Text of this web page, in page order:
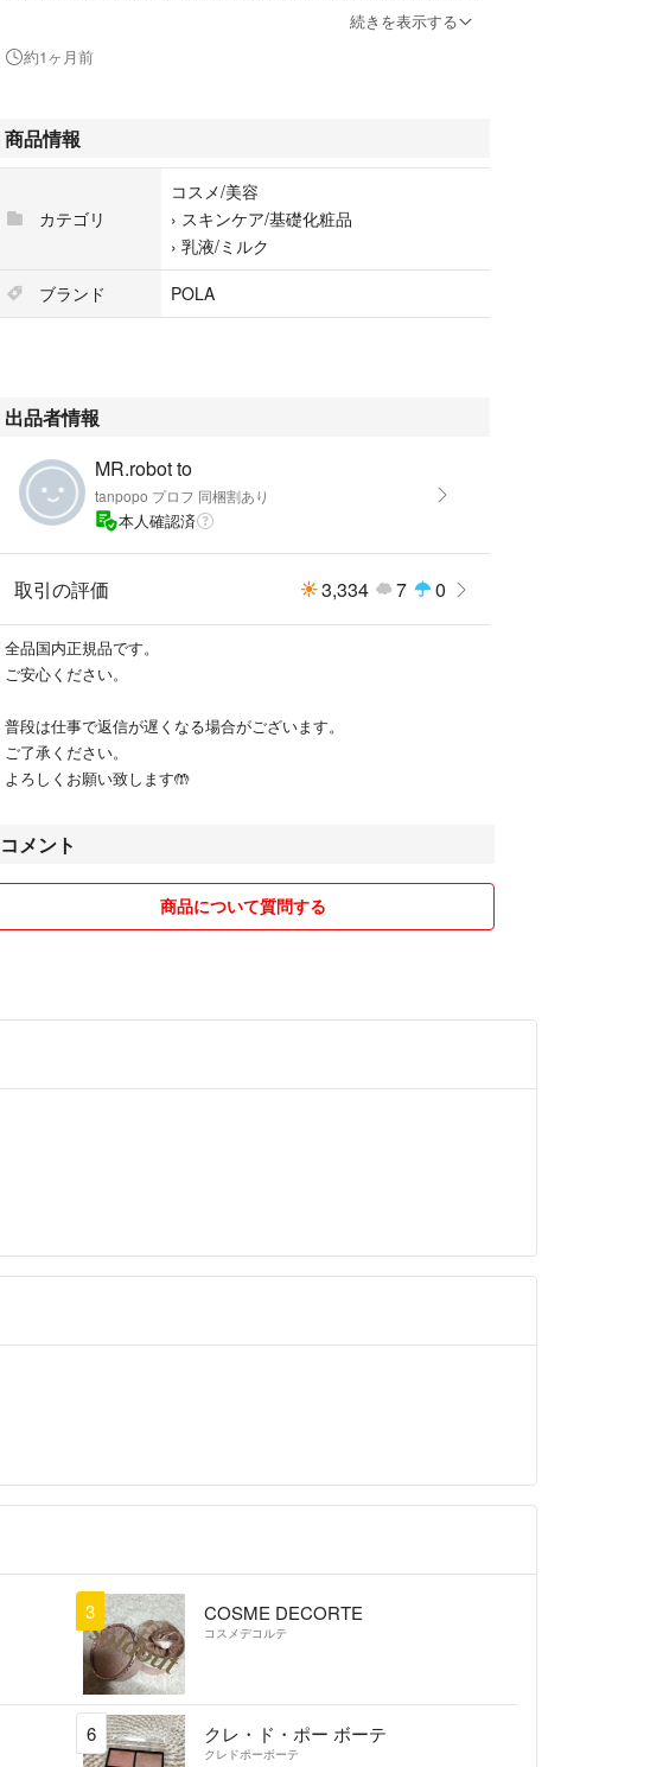
ミルクリフィル80mL 5610円
有効成分：アスコルビン酸２－グルコシド、グリチルリチン酸２Ｋ
その他の成分：水、ＢＧ、グリセリン、α－オレフィンオリゴマー、
メチルフェニルポリシロキサン、エチルヘキサン酸セチル、カンゾウ
フラボノイド（２）、クララエキス－１、マヨラナエキス、アスパラ
サスリネアリスエキス、濃グリセリン、水酸化大豆リン脂質、ゴボウ
エキス、桑エキス、ジメチルシラノール・ヒアルロン酸縮合液、ビタ
ミンＥ、硬化油、ジグリセリン、ローズ水、オレンジフラワー水、マ
Ｇ（３０）、クエン酸Ｎａ、ベヘニルアルコール、リンゴ酸ジイソス
テアリル、キサンタンガム、クエン酸、無水ケイ酸、エタノール、フ
ェノキシエタノール
続きを表示する
約1ヶ月前
商品情報
カテゴリ
コスメ/美容
› スキンケア/基礎化粧品
› 乳液/ミルク
ブランド
POLA
出品者情報
MR.robot to
tanpopo プロフ 同梱割あり
本人確認済
取引の評価 3,334 7 0
全品国内正規品です。
ご安心ください。
普段は仕事で返信が遅くなる場合がございます。
ご了承ください。
よろしくお願い致します🤲
コメント
商品について質問する
3 COSME DECORTE
コスメデコルテ
6 クレ・ド・ポー ボーテ
クレドポーボーテ